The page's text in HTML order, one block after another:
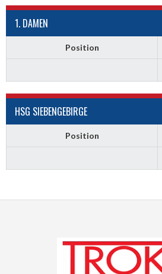
1. DAMEN
Position
HSG SIEBENGEBIRGE
Position